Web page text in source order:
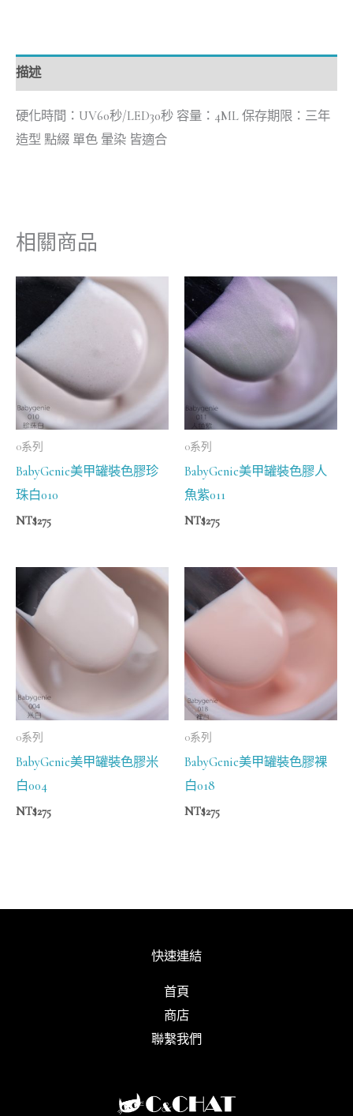
描述
硬化時間：UV60秒/LED30秒 容量：4ML 保存期限：三年
造型 點綴 單色 暈染 皆適合
相關商品
0系列
BabyGenie美甲罐裝色膠珍
珠白010
NT$275
0系列
BabyGenie美甲罐裝色膠人
魚紫011
NT$275
0系列
BabyGenie美甲罐裝色膠米
白004
NT$275
0系列
BabyGenie美甲罐裝色膠裸
白018
NT$275
快速連結
首頁
商店
聯繫我們